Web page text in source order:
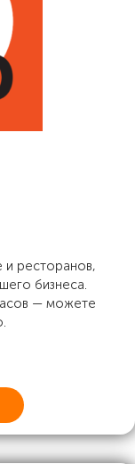
и ресторанов,
бизнеса.
— можете